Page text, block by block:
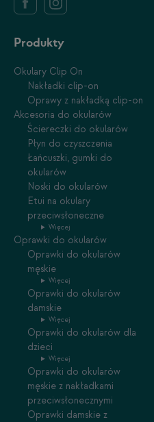
Produkty
Okulary Clip On
Nakładki clip-on
Oprawy z nakładką clip-on
Akcesoria do okularów
Ściereczki do okularów
Płyn do czyszczenia
Łańcuszki, gumki do
okularów
Noski do okularów
Etui na okulary
przeciwsłoneczne
Więcej
Oprawki do okularów
Oprawki do okularów
męskie
Więcej
Oprawki do okularów
damskie
Więcej
Oprawki do okularów dla
dzieci
Więcej
Oprawki do okularów
męskie z nakładkami
przeciwsłonecznymi
Oprawki damskie z